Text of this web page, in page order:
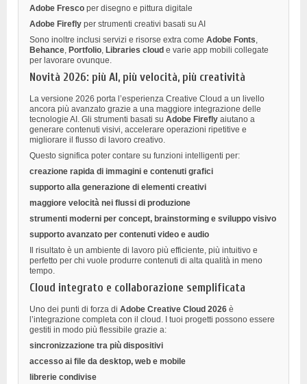
Adobe Fresco per disegno e pittura digitale
Adobe Firefly per strumenti creativi basati su AI
Sono inoltre inclusi servizi e risorse extra come Adobe Fonts
Behance Portfolio Libraries cloud e varie app mobili collegate
per lavorare ovunque.
Novità 2026: più AI, più velocità, più creatività
La versione 2026 porta l’esperienza Creative Cloud a un livello
ancora più avanzato grazie a una maggiore integrazione delle
tecnologie AI. Gli strumenti basati su Adobe Firefly aiutano a
generare contenuti visivi, accelerare operazioni ripetitive e
migliorare il flusso di lavoro creativo.
Questo significa poter contare su funzioni intelligenti per:
creazione rapida di immagini e contenuti grafici
supporto alla generazione di elementi creativi
maggiore velocità nei flussi di produzione
strumenti moderni per concept, brainstorming e sviluppo visivo
supporto avanzato per contenuti video e audio
Il risultato è un ambiente di lavoro più efficiente, più intuitivo e
perfetto per chi vuole produrre contenuti di alta qualità in meno
tempo.
Cloud integrato e collaborazione semplificata
Uno dei punti di forza di Adobe Creative Cloud 2026 è
l’integrazione completa con il cloud. I tuoi progetti possono essere
gestiti in modo più flessibile grazie a:
sincronizzazione tra più dispositivi
accesso ai file da desktop, web e mobile
librerie condivise